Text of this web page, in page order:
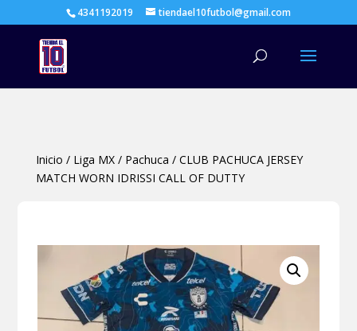
4341192019 tiendael10futbol@gmail.com
Inicio / Liga MX/ Pachuca / CLUB PACHUCA JERSEY
MATCH WORN IDRISSI CALL OF DUTTY